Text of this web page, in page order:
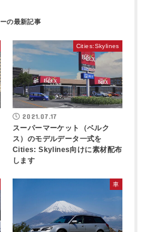
Cities:Skylines
2021.07.17
スーパーマーケット（ベルク
ス）のモデルデータ一式を
Cities: Skylines向けに素材配布
します
車